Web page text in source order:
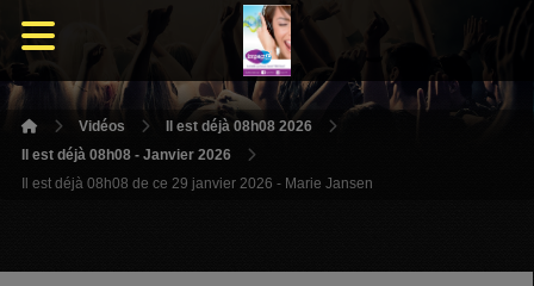
Vidéos
Il est déjà 08h08 2026
Il est déjà 08h08 - Janvier 2026
Il est déjà 08h08 de ce 29 janvier 2026 - Marie Jansen